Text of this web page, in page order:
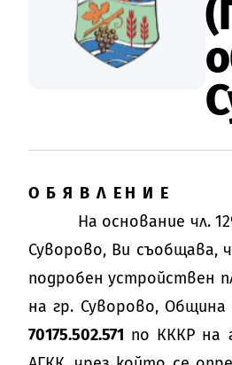
О Б Я В Л Е Н И Е
На основание чл. 129
Суворово, Ви съобщава,
подробен устройствен
на гр. Суворово,
70175.502.571 по КККР на